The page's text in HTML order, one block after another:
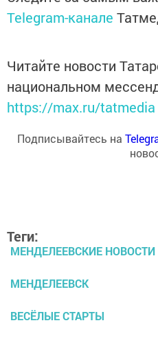
Telegram-канале
Читайте новости
национальном
https://max.ru/tatmedia
Подписывайтесь на
Теги:
МЕНДЕЛЕЕВСКИЕ НОВОСТИ
МЕНДЕЛЕЕВСК
ВЕСЁЛЫЕ СТАРТЫ